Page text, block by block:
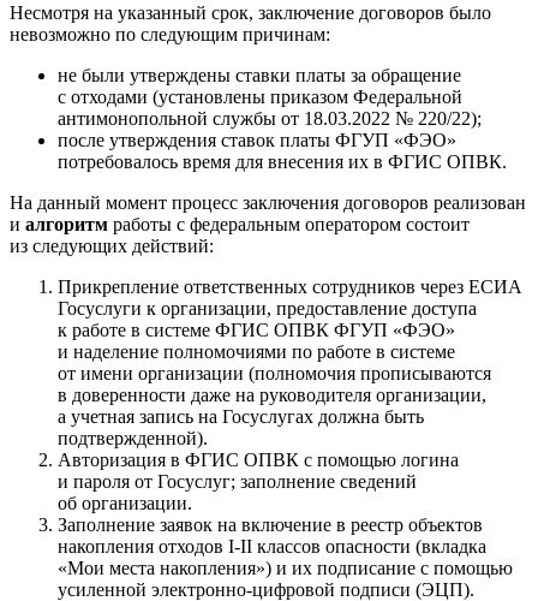
Несмотря на указанный срок, заключение договоров было
невозможно по следующим причинам:
не были утверждены ставки платы за обращение
с отходами (установлены приказом Федеральной
антимонопольной службы от 18.03.2022 № 220/22);
после утверждения ставок платы ФГУП «ФЭО»
потребовалось время для внесения их в ФГИС ОПВК.
На данный момент процесс заключения договоров реализован
и алгоритм работы с федеральным оператором состоит
из следующих действий:
Прикрепление ответственных сотрудников через ЕСИА
Госуслуги к организации, предоставление доступа
к работе в системе ФГИС ОПВК ФГУП «ФЭО»
и наделение полномочиями по работе в системе
от имени организации (полномочия прописываются
в доверенности даже на руководителя организации,
а учетная запись на Госуслугах должна быть
подтвержденной).
Авторизация в ФГИС ОПВК с помощью логина
и пароля от Госуслуг; заполнение сведений
об организации.
Заполнение заявок на включение в реестр объектов
накопления отходов I-II классов опасности (вкладка
«Мои места накопления») и их подписание с помощью
усиленной электронно-цифровой подписи (ЭЦП).